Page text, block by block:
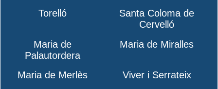
Torelló
Santa Coloma de
Cervelló
Maria de
Palautordera
Maria de Miralles
Maria de Merlès
Viver i Serrateix